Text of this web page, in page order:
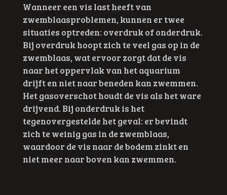
Wanneer een vis last heeft van
zwemblaasproblemen, kunnen er twee
situaties optreden: overdruk of onderdruk.
Bij overdruk hoopt zich te veel gas op in de
zwemblaas, wat ervoor zorgt dat de vis
naar het oppervlak van het aquarium
drijft en niet naar beneden kan zwemmen.
Het gasoverschot houdt de vis als het ware
drijvend. Bij onderdruk is het
tegenovergestelde het geval: er bevindt
zich te weinig gas in de zwemblaas,
waardoor de vis naar de bodem zinkt en
niet meer naar boven kan zwemmen.